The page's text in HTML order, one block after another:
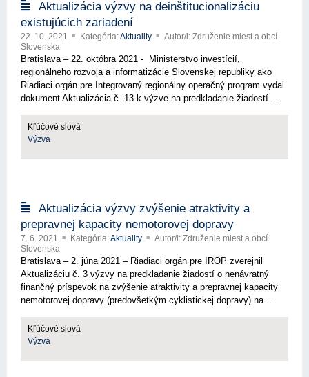
Aktualizácia výzvy na deinštitucionalizáciu
existujúcich zariadení
22. 10. 2021 Kategória:Aktuality
Autor/i: Združenie miest a obcí
Slovenska
Bratislava – 22. októbra 2021 - Ministerstvo investícií,
regionálneho rozvoja a informatizácie Slovenskej republiky ako
Riadiaci orgán pre Integrovaný regionálny operačný program vydal
dokument Aktualizácia č. 13 k výzve na predkladanie žiadostí ...
Kľúčové slová
Výzva
Aktualizácia výzvy zvýšenie atraktivity a
prepravnej kapacity nemotorovej dopravy
7. 6. 2021 Kategória:Aktuality
Autor/i: Združenie miest a obcí
Slovenska
Bratislava – 2. júna 2021 – Riadiaci orgán pre IROP zverejnil
Aktualizáciu č. 3 výzvy na predkladanie žiadostí o nenávratný
finančný príspevok na zvýšenie atraktivity a prepravnej kapacity
nemotorovej dopravy (predovšetkým cyklistickej dopravy) na...
Kľúčové slová
Výzva